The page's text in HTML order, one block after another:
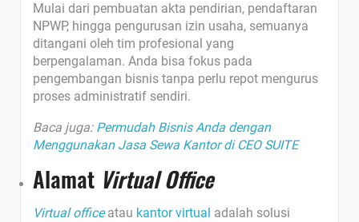
Mulai dari pembuatan akta pendirian, pendaftaran
NPWP, hingga pengurusan izin usaha, semuanya
ditangani oleh tim profesional yang
berpengalaman. Anda bisa fokus pada
pengembangan bisnis tanpa perlu repot mengurus
proses administratif sendiri.
Baca juga: Permudah Bisnis Anda dengan
Menggunakan Jasa Sewa Kantor di CEO SUITE
Alamat Virtual Office
Virtual officeatau kantor virtual adalah solusi